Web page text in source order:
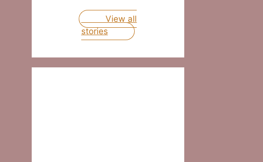
लॉन्च होने वाली है
|View all
stories